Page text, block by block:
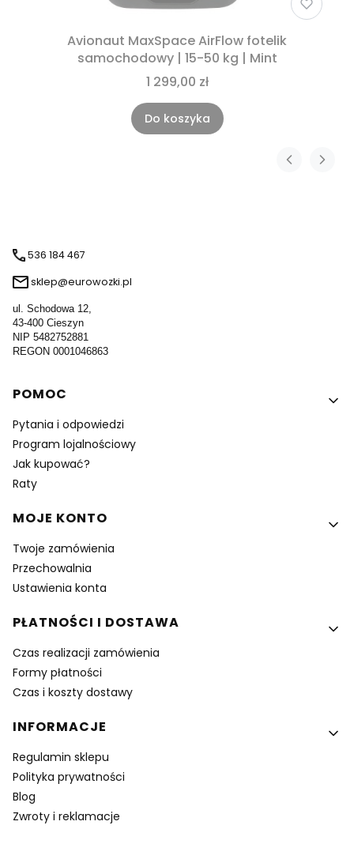
Avionaut MaxSpace AirFlow fotelik
samochodowy | 15-50 kg | Mint
1 299,00 zł
Do koszyka
536 184 467
sklep@eurowozki.pl
ul. Schodowa 12,
43-400 Cieszyn
NIP 5482752881
REGON 0001046863
Linki w stopce
POMOC
Pytania i odpowiedzi
Program lojalnościowy
Jak kupować?
Raty
MOJE KONTO
Twoje zamówienia
Przechowalnia
Ustawienia konta
PŁATNOŚCI I DOSTAWA
Czas realizacji zamówienia
Formy płatności
Czas i koszty dostawy
INFORMACJE
Regulamin sklepu
Polityka prywatności
Blog
Zwroty i reklamacje